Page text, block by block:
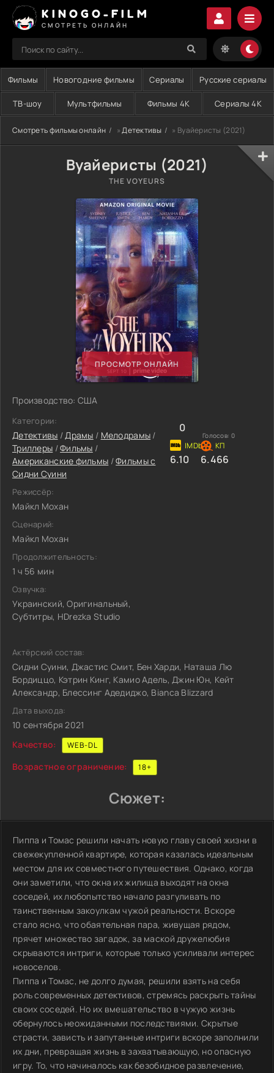
KINOGO-FILM
СМОТРЕТЬ ОНЛАЙН
Фильмы Новогодние фильмы Сериалы Русские сериалы
ТВ-шоу Мультфильмы Фильмы 4K Сериалы 4K
Смотреть фильмы онлайн »Детективы » Вуайеристы (2021)
Вуайеристы (2021)
THE VOYEURS
ПРОСМОТР ОНЛАЙН
Производство: США
Категории:
Детективы /Драмы / Мелодрамы /
Триллеры /Фильмы /
Американские фильмы /Фильмы с
Сидни Суини
Режиссёр:
Майкл Мохан
Сценарий:
Майкл Мохан
Продолжительность:
1 ч 56 мин
Озвучка:
Украинский, Оригинальный,
Субтитры, HDrezka Studio
0
Голосов: 0
6.10 6.466
Актёрский состав:
Сидни Суини, Джастис Смит, Бен Харди, Наташа Лю
Бордиццо, Кэтрин Кинг, Камио Адель, Джин Юн, Кейт
Александр, Блессинг Адедиджо, Bianca Blizzard
Дата выхода:
10 сентября 2021
Качество:
WEB-DL
Возрастное ограничение: 18+
Сюжет:
Пиппа и Томас решили начать новую главу своей жизни в
свежекупленной квартире, которая казалась идеальным
местом для их совместного путешествия. Однако, когда
они заметили, что окна их жилища выходят на окна
соседей, их любопытство начало разгуливать по
таинственным закоулкам чужой реальности. Вскоре
стало ясно, что обаятельная пара, живущая рядом,
прячет множество загадок, за маской дружелюбия
скрываются интриги, которые только усиливали интерес
новоселов.
Пиппа и Томас, не долго думая, решили взять на себя
роль современных детективов, стремясь раскрыть тайны
своих соседей. Но их вмешательство в чужую жизнь
обернулось неожиданными последствиями. Скрытые
страсти, зависть и запутанные интриги вскоре заполнили
их дни, превращая жизнь в захватывающую, но опасную
игру. То, что начиналось как безобидное развлечение,